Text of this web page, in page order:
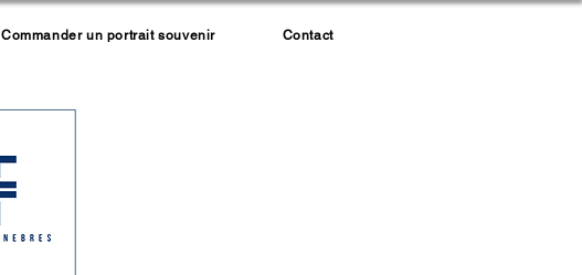
Commander un portrait souvenir Contact